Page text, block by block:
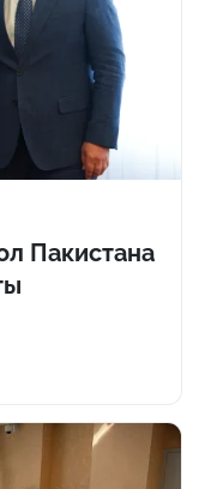
Пакистана